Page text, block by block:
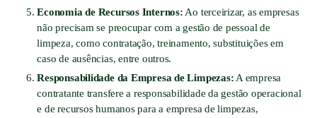
Economia de Recursos Internos:Ao terceirizar, as empresas
não precisam se preocupar com a gestão de pessoal de
limpeza, como contratação, treinamento, substituições em
caso de ausências, entre outros.
Responsabilidade da Empresa de Limpezas:A empresa
contratante transfere a responsabilidade da gestão operacional
e de recursos humanos para a empresa de limpezas,